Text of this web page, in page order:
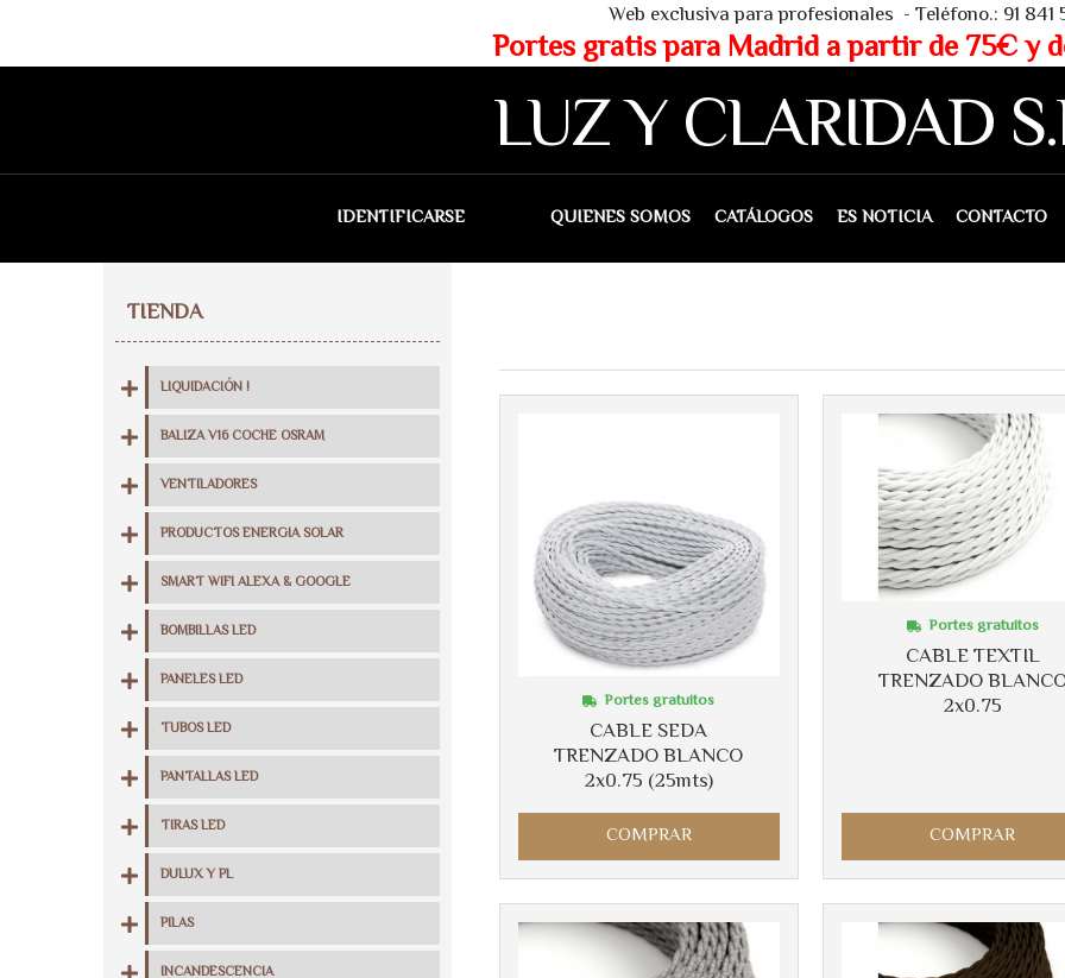
Web exclusiva para profesionales - Teléfono.: 91 841 53 80 -
Portes gratis para Madrid a partir de 75€ y de 150€
LUZ Y CLARIDAD
IDENTIFICARSE QUIENES SOMOS CATÁLOGOS ES NOTICIA CONTACTO
TIENDA
LIQUIDACIÓN !
BALIZA V16 COCHE OSRAM
VENTILADORES
PRODUCTOS ENERGIA SOLAR
SMART WIFI ALEXA & GOOGLE
BOMBILLAS LED
PANELES LED
TUBOS LED
PANTALLAS LED
TIRAS LED
DULUX Y PL
PILAS
INCANDESCENCIA
CABLE SEDA
TRENZADO BLANCO
2x0.75 (25mts)
Portes gratuitos
COMPRAR
CABLE TEXTIL
TRENZADO
2x0.75
Portes gratuitos
COMPRAR